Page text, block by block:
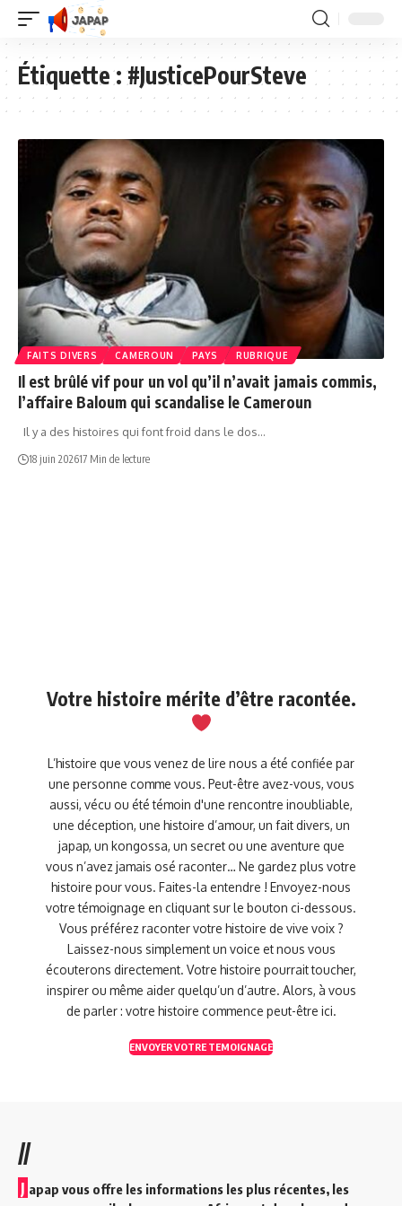
Étiquette :#JusticePourSteve
FAITS DIVERS CAMEROUN PAYS RUBRIQUE
Il est brûlé vif pour un vol qu’il n’avait jamais commis,
l’affaire Baloum qui scandalise le Cameroun
Il y a des histoires qui font froid dans le dos…
18 juin 202617 Min de lecture
Votre histoire mérite d’être racontée.
L’histoire que vous venez de lire nous a été confiée par
une personne comme vous. Peut-être avez-vous, vous
aussi, vécu ou été témoin d'une rencontre inoubliable,
une déception, une histoire d’amour, un fait divers, un
japap, un kongossa, un secret ou une aventure que
vous n’avez jamais osé raconter… Ne gardez plus votre
histoire pour vous. Faites-la entendre ! Envoyez-nous
votre témoignage en cliquant sur le bouton ci-dessous.
Vous préférez raconter votre histoire de vive voix ?
Laissez-nous simplement un voice et nous vous
écouterons directement. Votre histoire pourrait toucher,
inspirer ou même aider quelqu’un d’autre. Alors, à vous
de parler : votre histoire commence peut-être ici.
ENVOYER VOTRE TEMOIGNAGE
//
J apap vous offre les informations les plus récentes, les